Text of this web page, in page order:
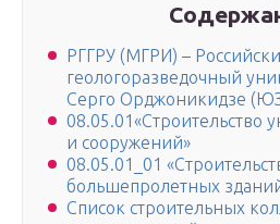
РГГРУ (МГРИ) –
геологоразведочный
Серго Орджоникидзе
08.05.01«Строительство
и сооружений»
08.05.01_01
большепролетных
Список строительных